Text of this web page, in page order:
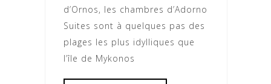
d’Ornos, les chambres d’Adorno
Suites sont à quelques pas des
plages les plus idylliques que
l’île de Mykonos